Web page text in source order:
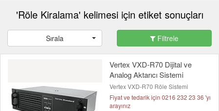
'Röle Kiralama' kelimesi için etiket sonuçları
Sırala Filtrele
Vertex VXD-R70 Dijital ve
Analog Aktarıcı Sistemi
Vertex VXD-R70 Röle Sistemi
Fiyat ve tedarik için 0216 232 23 36 'yı
arayınız